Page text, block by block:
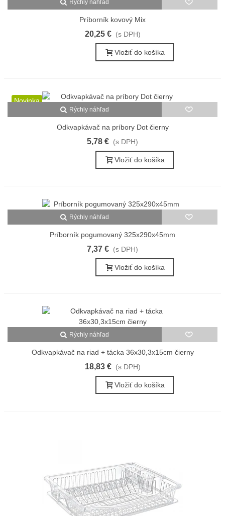
Rýchly náhľad
Príborník kovový Mix
20,25 € (s DPH)
Vložiť do košíka
Novinka
Rýchly náhľad
Odkvapkávač na príbory Dot čierny
5,78 € (s DPH)
Vložiť do košíka
Rýchly náhľad
Príborník pogumovaný 325x290x45mm
7,37 € (s DPH)
Vložiť do košíka
Rýchly náhľad
Odkvapkávač na riad + tácka 36x30,3x15cm čierny
18,83 € (s DPH)
Vložiť do košíka